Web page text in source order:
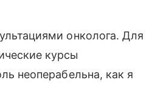
онколога. Для
курсы
неоперабельна, как я